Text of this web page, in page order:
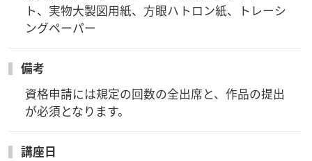
ト、実物大製図用紙、方眼ハトロン紙、トレーシ
ングペーパー
備考
資格申請には規定の回数の全出席と、作品の提出
が必須となります。
講座日